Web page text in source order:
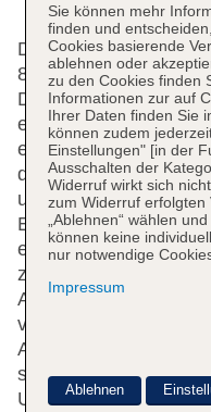
Das Cityhotel wurde
86 Zimmer, Junior-
Doppelzimmer auf 6
erreichbar sind. Rund
englisch- und
der Rezeption mit Tat
und Auschecken ist
Einrichtung gehören
ein Safe. Per WLAN
zum Internet.
Ausflügen wird am
verfügt über eine
Annehmlichkeiten.
sind vorhanden. Zur
Unterbringung zählt
Sie können mehr
finden und
Cookies basierende
ablehnen oder
zu den Cookies finden
Informationen zur auf
Ihrer Daten finden Sie
können zudem
Einstellungen" [in der
Ausschalten der
Widerruf wirkt sich
zum Widerruf erfolgten
„Ablehnen“ wählen
können keine
nur notwendige
Impressum
Ablehnen